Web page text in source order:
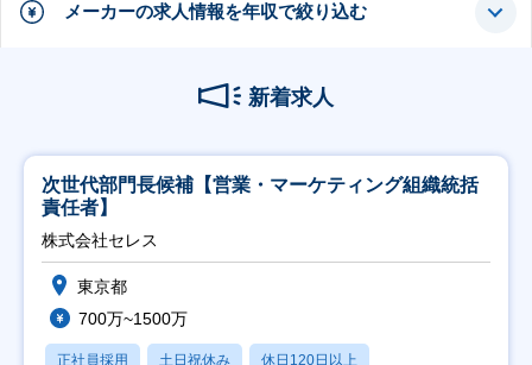
メーカーの求人情報を年収で絞り込む
新着求人
次世代部門長候補【営業・マーケティング組織統括
責任者】
株式会社セレス
東京都
700万~1500万
正社員採用 土日祝休み 休日120日以上